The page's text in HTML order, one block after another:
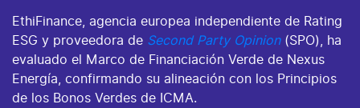
EthiFinance, agencia europea independiente de Rating
ESG y proveedora de Second Party Opinion(SPO), ha
evaluado el Marco de Financiación Verde de Nexus
Energía, confirmando su alineación con los Principios
de los Bonos Verdes de ICMA.